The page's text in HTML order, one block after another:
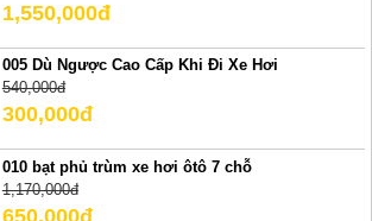
1,550,000đ
005 Dù Ngược Cao Cấp Khi Đi Xe Hơi
540,000đ
300,000đ
010 bạt phủ trùm xe hơi ôtô 7 chỗ
1,170,000đ
650,000đ